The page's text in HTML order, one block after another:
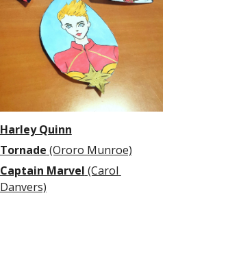
Harley Quinn
Tornade (Ororo Munroe)
Captain Marvel (Carol
Danvers)